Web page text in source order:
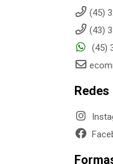
(45)
(43)
(45)